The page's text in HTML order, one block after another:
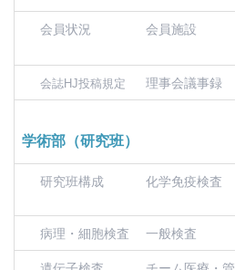
会員状況 会員施設
会誌HJ投稿規定 理事会議事録
学術部（研究班）
研究班構成 化学免疫検査
病理・細胞検査
一般検査